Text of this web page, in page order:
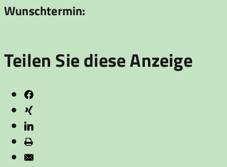
Wunschtermin:
Teilen Sie diese Anzeige